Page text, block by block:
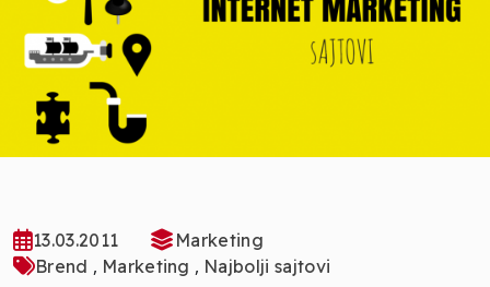
13.03.2011
Marketing
Brend , Marketing , Najbolji sajtovi